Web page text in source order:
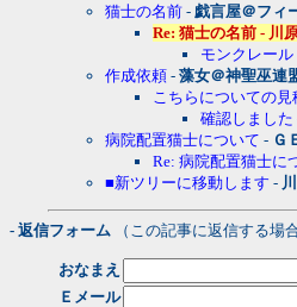
猫士の名前 - 戯言屋＠フィ
Re: 猫士の名前 - 川
モンクレー
作成依頼 - 藻女＠神聖巫連
こちらについての見
確認しました
病院配置猫士について - Ｇ
Re: 病院配置猫士に
■新ツリーに移動します -
- 返信フォーム （この記事に返信する場
おなまえ
Ｅメール